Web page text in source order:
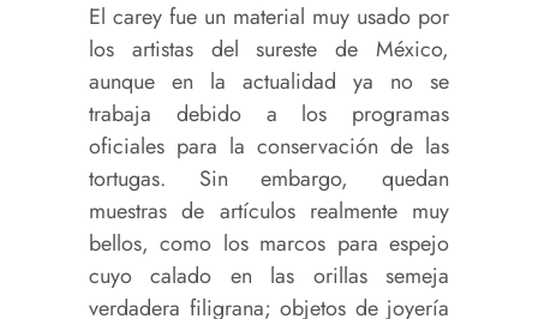
El carey fue un material muy usado por
los artistas del sureste de México,
aunque en la actualidad ya no se
trabaja debido a los programas
oficiales para la conservación de las
tortugas. Sin embargo, quedan
muestras de artículos realmente muy
bellos, como los marcos para espejo
cuyo calado en las orillas semeja
verdadera filigrana; objetos de joyería